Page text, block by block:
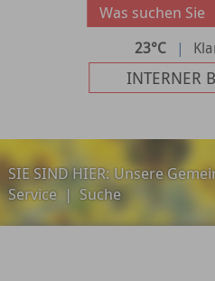
23°C |
INTERNER
SIE SIND HIER:Unsere
Service | Suche